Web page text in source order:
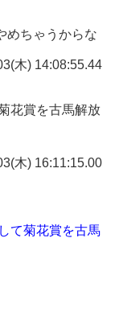
めちゃうからな
木) 14:08:55.44
花賞を古馬解放
木) 16:11:15.00
て菊花賞を古馬